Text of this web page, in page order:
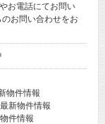
お電話にてお問い
お問い合わせをお
物件情報
新物件情報
件情報